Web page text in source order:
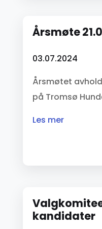
Årsmøte
03.07.2024
Årsmøtet
på Tromsø
les mer
kandidater